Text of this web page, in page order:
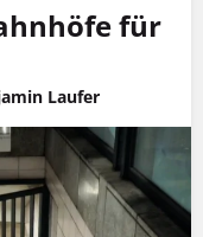
für
Laufer